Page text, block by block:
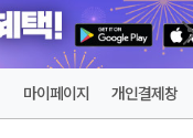
마이페이지 개인결제창